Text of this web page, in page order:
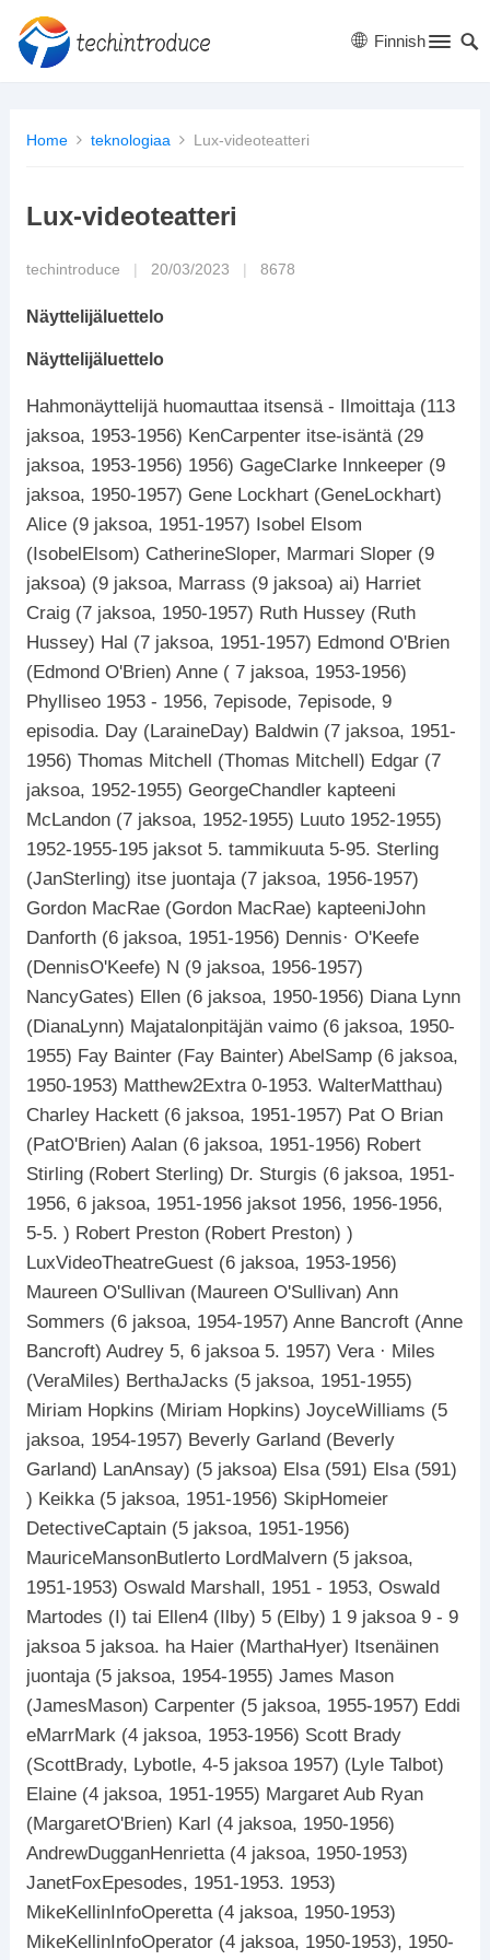
Finnish
Home teknologiaa Lux-videoteatteri
Lux-videoteatteri
techintroduce 20/03/2023 8678
Näyttelijäluettelo
Näyttelijäluettelo
Hahmonäyttelijä huomauttaa itsensä - Ilmoittaja (113
jaksoa, 1953-1956) KenCarpenter itse-isäntä (29
jaksoa, 1953-1956) 1956) GageClarke Innkeeper (9
jaksoa, 1950-1957) Gene Lockhart (GeneLockhart)
Alice (9 jaksoa, 1951-1957) Isobel Elsom
(IsobelElsom) CatherineSloper, Marmari Sloper (9
jaksoa) (9 jaksoa, Marrass (9 jaksoa) ai) Harriet
Craig (7 jaksoa, 1950-1957) Ruth Hussey (Ruth
Hussey) Hal (7 jaksoa, 1951-1957) Edmond O'Brien
(Edmond O'Brien) Anne ( 7 jaksoa, 1953-1956)
Phylliseo 1953 - 1956, 7episode, 7episode, 9
episodia. Day (LaraineDay) Baldwin (7 jaksoa, 1951-
1956) Thomas Mitchell (Thomas Mitchell) Edgar (7
jaksoa, 1952-1955) GeorgeChandler kapteeni
McLandon (7 jaksoa, 1952-1955) Luuto 1952-1955)
1952-1955-195 jaksot 5. tammikuuta 5-95. Sterling
(JanSterling) itse juontaja (7 jaksoa, 1956-1957)
Gordon MacRae (Gordon MacRae) kapteeniJohn
Danforth (6 jaksoa, 1951-1956) Dennis· O'Keefe
(DennisO'Keefe) N (9 jaksoa, 1956-1957)
NancyGates) Ellen (6 jaksoa, 1950-1956) Diana Lynn
(DianaLynn) Majatalonpitäjän vaimo (6 jaksoa, 1950-
1955) Fay Bainter (Fay Bainter) AbelSamp (6 jaksoa,
1950-1953) Matthew2Extra 0-1953. WalterMatthau)
Charley Hackett (6 jaksoa, 1951-1957) Pat O Brian
(PatO'Brien) Aalan (6 jaksoa, 1951-1956) Robert
Stirling (Robert Sterling) Dr. Sturgis (6 jaksoa, 1951-
1956, 6 jaksoa, 1951-1956 jaksot 1956, 1956-1956,
5-5. ) Robert Preston (Robert Preston) )
LuxVideoTheatreGuest (6 jaksoa, 1953-1956)
Maureen O'Sullivan (Maureen O'Sullivan) Ann
Sommers (6 jaksoa, 1954-1957) Anne Bancroft (Anne
Bancroft) Audrey 5, 6 jaksoa 5. 1957) Vera · Miles
(VeraMiles) BerthaJacks (5 jaksoa, 1951-1955)
Miriam Hopkins (Miriam Hopkins) JoyceWilliams (5
jaksoa, 1954-1957) Beverly Garland (Beverly
Garland) LanAnsay) (5 jaksoa) Elsa (591) Elsa (591)
) Keikka (5 jaksoa, 1951-1956) SkipHomeier
DetectiveCaptain (5 jaksoa, 1951-1956)
MauriceMansonButlerto LordMalvern (5 jaksoa,
1951-1953) Oswald Marshall, 1951 - 1953, Oswald
Martodes (I) tai Ellen4 (Ilby) 5 (Elby) 1 9 jaksoa 9 - 9
jaksoa 5 jaksoa. ha Haier (MarthaHyer) Itsenäinen
juontaja (5 jaksoa, 1954-1955) James Mason
(JamesMason) Carpenter (5 jaksoa, 1955-1957) Eddi
eMarrMark (4 jaksoa, 1953-1956) Scott Brady
(ScottBrady, Lybotle, 4-5 jaksoa 1957) (Lyle Talbot)
Elaine (4 jaksoa, 1951-1955) Margaret Aub Ryan
(MargaretO'Brien) Karl (4 jaksoa, 1950-1956)
AndrewDugganHenrietta (4 jaksoa, 1950-1953)
JanetFoxEpesodes, 1951-1953. 1953)
MikeKellinInfoOperetta (4 jaksoa, 1950-1953)
MikeKellinInfoOperator (4 jaksoa, 1950-1953), 1950-